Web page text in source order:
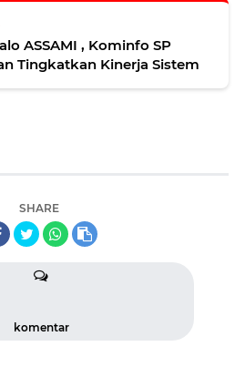
ASSAMI , Kominfo SP
Tingkatkan Kinerja Sistem
SHARE
komentar